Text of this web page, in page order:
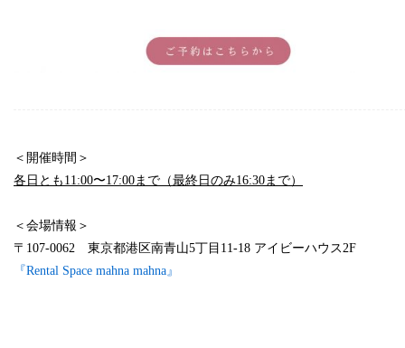
＜開催時間＞
各日とも11:00〜17:00まで（最終日のみ16:30まで）
＜会場情報＞
〒107-0062 東京都港区南青山5丁目11-18 アイビーハウス2F
『Rental Space mahna mahna』